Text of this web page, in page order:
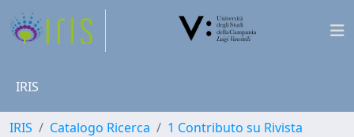
IRIS
IRIS Catalogo Ricerca
1 Contributo su Rivista